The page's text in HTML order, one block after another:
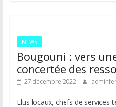
NEWS
Bougouni : vers
concertée des
27 décembre 2022
Elus locaux, chefs de services